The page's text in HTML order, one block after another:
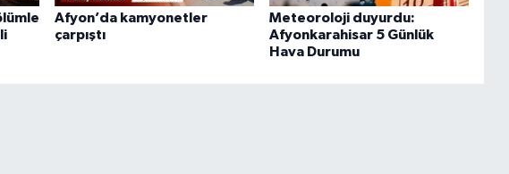
Afyon’da kamyonetler
çarpıştı
Meteoroloji duyurdu:
Afyonkarahisar 5 Günlük
Hava Durumu